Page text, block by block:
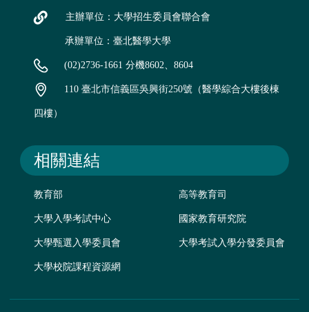
主辦單位：大學招生委員會聯合會
承辦單位：臺北醫學大學
(02)2736-1661 分機8602、8604
110 臺北市信義區吳興街250號（醫學綜合大樓後棟
四樓）
相關連結
教育部 高等教育司
大學入學考試中心 國家教育研究院
大學甄選入學委員會 大學考試入學分發委員會
大學校院課程資源網